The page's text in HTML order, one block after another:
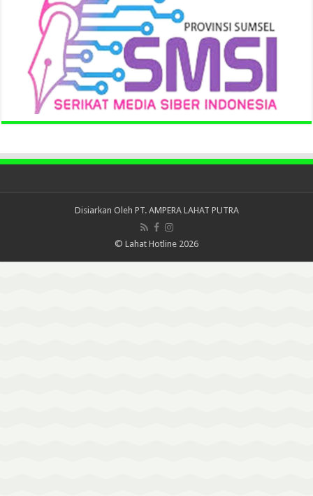
Disiarkan Oleh PT. AMPERA LAHAT PUTRA
© Lahat Hotline 2026